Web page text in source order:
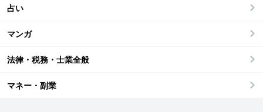
占い
マンガ
法律・税務・士業全般
マネー・副業